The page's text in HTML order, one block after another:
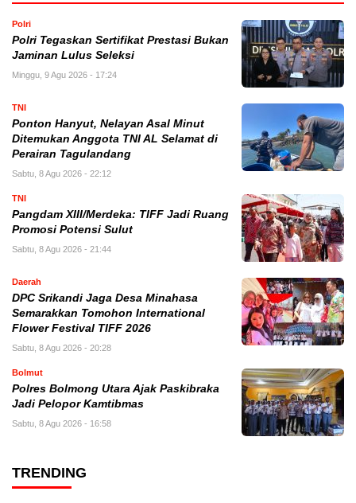
Polri
Polri Tegaskan Sertifikat Prestasi Bukan
Jaminan Lulus Seleksi
Minggu, 9 Agu 2026 - 17:24
TNI
Ponton Hanyut, Nelayan Asal Minut
Ditemukan Anggota TNI AL Selamat di
Perairan Tagulandang
Sabtu, 8 Agu 2026 - 22:12
TNI
Pangdam XIII/Merdeka: TIFF Jadi Ruang
Promosi Potensi Sulut
Sabtu, 8 Agu 2026 - 21:44
Daerah
DPC Srikandi Jaga Desa Minahasa
Semarakkan Tomohon International
Flower Festival TIFF 2026
Sabtu, 8 Agu 2026 - 20:28
Bolmut
Polres Bolmong Utara Ajak Paskibraka
Jadi Pelopor Kamtibmas
Sabtu, 8 Agu 2026 - 16:58
TRENDING